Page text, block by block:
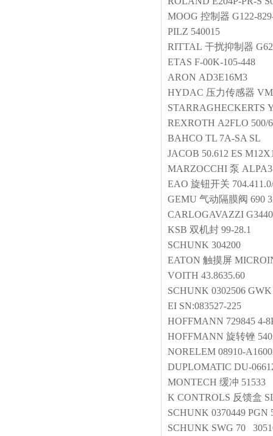
MOOG 控制器 G122-
PILZ 540015
RITTAL 干扰抑制器
ETAS F‑00K‑105‑448
ARON AD3E16M3
HYDAC 压力传感器
STARRAGHECKERTS
REXROTH A2FLO 500/
BAHCO TL 7A-SA SL
JACOB 50.612 ES
MARZOCCHI 泵
EAO 旋钮开关
GEMU 气动隔膜阀 690
CARLOGAVAZZI
KSB 双机封 99-28.1
SCHUNK 304200
EATON 触摸屏
VOITH 43.8635.60
SCHUNK 0302506
EI SN:083527-225
HOFFMANN 729845 4-
HOFFMANN 旋转锉
NORELEM 08910-
DUPLOMATIC DU-
MONTECH 缓冲 51533
K CONTROLS 反馈盒
SCHUNK 0370449 PGN
SCHUNK SWG 70